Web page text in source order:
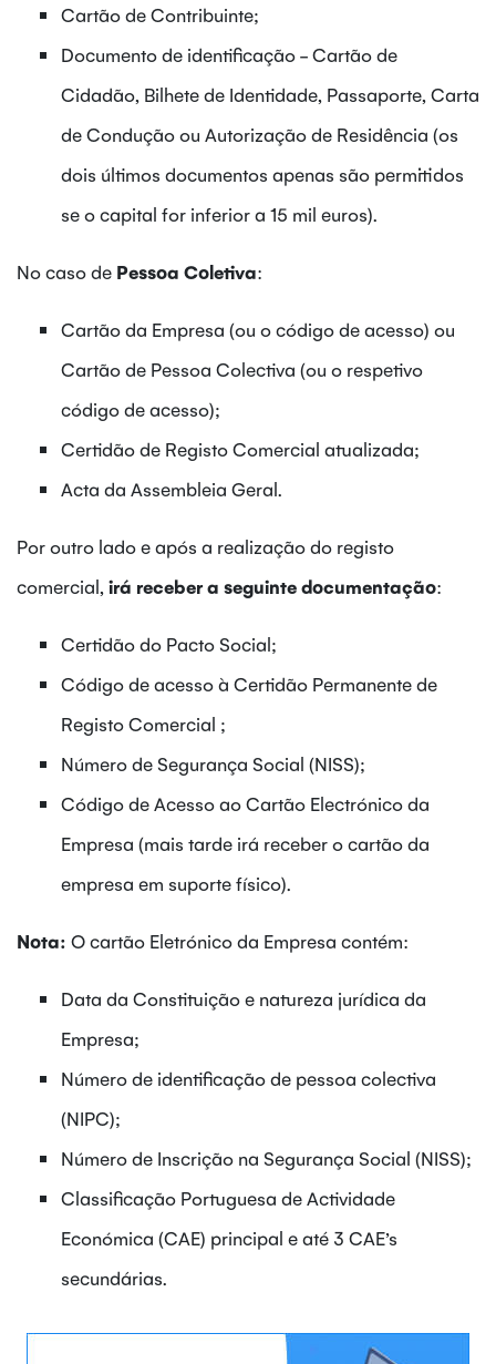
Cartão de Contribuinte;
Documento de identificação - Cartão de
Cidadão, Bilhete de Identidade, Passaporte, Carta
de Condução ou Autorização de Residência (os
dois últimos documentos apenas são permitidos
se o capital for inferior a 15 mil euros).
No caso de Pessoa Coletiva:
Cartão da Empresa (ou o código de acesso) ou
Cartão de Pessoa Colectiva (ou o respetivo
código de acesso);
Certidão de Registo Comercial atualizada;
Acta da Assembleia Geral.
Por outro lado e após a realização do registo
comercial, irá receber a seguinte documentação:
Certidão do Pacto Social;
Código de acesso à Certidão Permanente de
Registo Comercial ;
Número de Segurança Social (NISS);
Código de Acesso ao Cartão Electrónico da
Empresa (mais tarde irá receber o cartão da
empresa em suporte físico).
Nota: O cartão Eletrónico da Empresa contém:
Data da Constituição e natureza jurídica da
Empresa;
Número de identificação de pessoa colectiva
(NIPC);
Número de Inscrição na Segurança Social (NISS);
Classificação Portuguesa de Actividade
Económica (CAE) principal e até 3 CAE’s
secundárias.